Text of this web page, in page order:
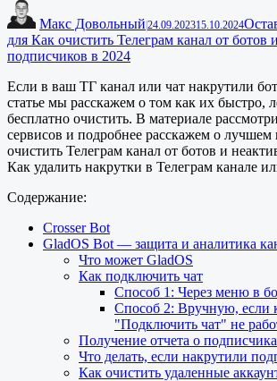
Макс Довольный|24.09.202315.10.2024
для Как очистить Телеграм канал от ботов
подписчиков в 2024
Если в ваш ТГ канал или чат накрутили
статье мы расскажем о том как их быстро,
бесплатно очистить. В материале
сервисов и подробнее расскажем о лучшем
очистить Телеграм канал от ботов и
Как удалить накрутки в Телеграм канале
Содержание:
Crosser Bot
GladOS Bot — защита и аналитика
Что может GladOS
Как подключить чат
Способ 1: Через меню в
Способ 2: Вручную, если
"Подключить чат" не
Получение отчета о
Что делать, если накрутили
Как очистить удаленные